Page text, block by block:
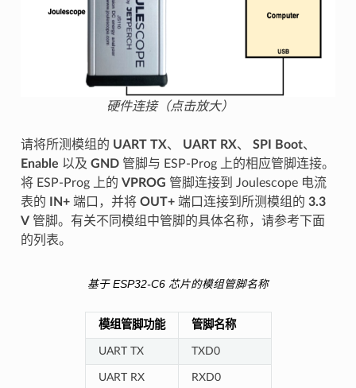
硬件连接（点击放大）
请将所测模组的 UART TX、 UART RX、 SPI Boot、
Enable 以及 GND管脚与 ESP-Prog 上的相应管脚连接。
将 ESP-Prog 上的 VPROG 管脚连接到 Joulescope 电流
表的
IN+端口，并将 OUT+端口连接到所测模组的 3.3
V管脚。有关不同模组中管脚的具体名称，请参考下面
的列表。
基于 ESP32-C6 芯片的模组管脚名称
模组管脚功能 管脚名称
UART TX TXD0
UART RX RXD0